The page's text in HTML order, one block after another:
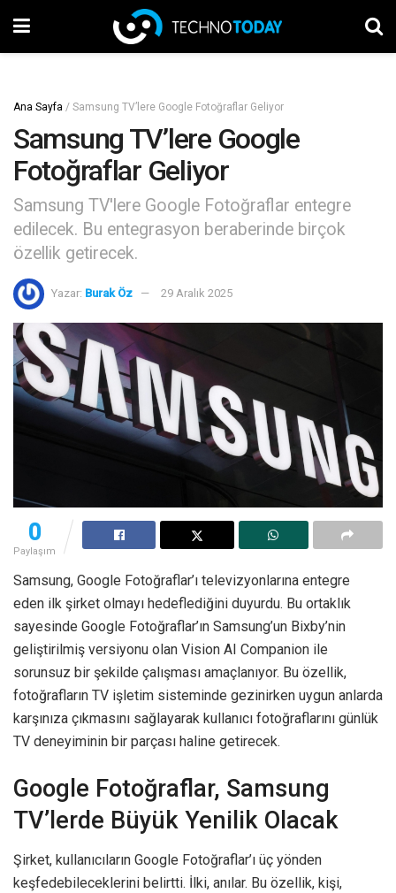
Ana Sayfa / Samsung TV’lere Google Fotoğraflar Geliyor
Samsung TV’lere Google
Fotoğraflar Geliyor
Samsung TV'lere Google Fotoğraflar entegre
edilecek. Bu entegrasyon beraberinde birçok
özellik getirecek.
Yazar: Burak Öz 29 Aralık 2025
0
Paylaşım
Samsung, Google Fotoğraflar’ı televizyonlarına entegre
eden ilk şirket olmayı hedeflediğini duyurdu. Bu ortaklık
sayesinde Google Fotoğraflar’ın Samsung’un Bixby’nin
geliştirilmiş versiyonu olan Vision AI Companion ile
sorunsuz bir şekilde çalışması amaçlanıyor. Bu özellik,
fotoğrafların TV işletim sisteminde gezinirken uygun anlarda
karşınıza çıkmasını sağlayarak kullanıcı fotoğraflarını günlük
TV deneyiminin bir parçası haline getirecek.
Google Fotoğraflar, Samsung
TV’lerde Büyük Yenilik Olacak
Şirket, kullanıcıların Google Fotoğraflar’ı üç yönden
keşfedebileceklerini belirtti. İlki, anılar. Bu özellik, kişi,